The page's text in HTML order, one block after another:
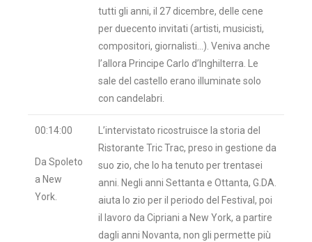
tutti gli anni, il 27 dicembre, delle cene
per duecento invitati (artisti, musicisti,
compositori, giornalisti…). Veniva anche
l’allora Principe Carlo d’Inghilterra. Le
sale del castello erano illuminate solo
con candelabri.
00:14:00
Da Spoleto
a New
York.
L’intervistato ricostruisce la storia del
Ristorante Tric Trac, preso in gestione da
suo zio, che lo ha tenuto per trentasei
anni. Negli anni Settanta e Ottanta, G.DA.
aiuta lo zio per il periodo del Festival, poi
il lavoro da Cipriani a New York, a partire
dagli anni Novanta, non gli permette più